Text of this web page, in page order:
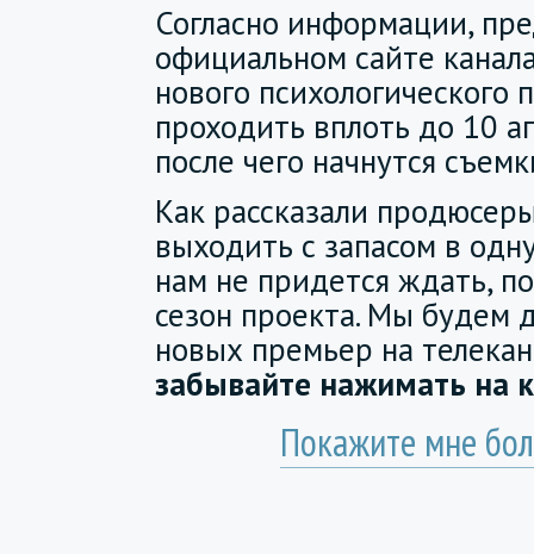
Согласно информации,
официальном сайте
нового психологического
проходить вплоть до 10
после чего начнутся
Как рассказали
выходить с запасом в
нам не придется ждать,
сезон проекта. Мы будем
новых премьер на
забывайте нажимать на
Покажите мне